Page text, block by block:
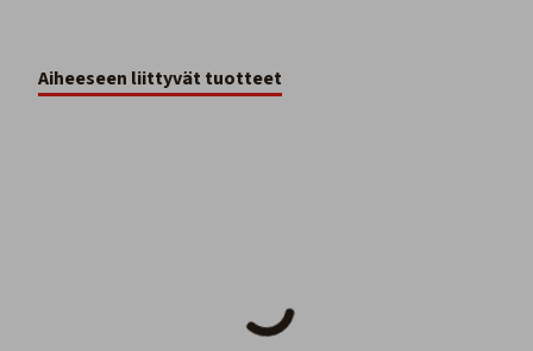
Aiheeseen liittyvät tuotteet